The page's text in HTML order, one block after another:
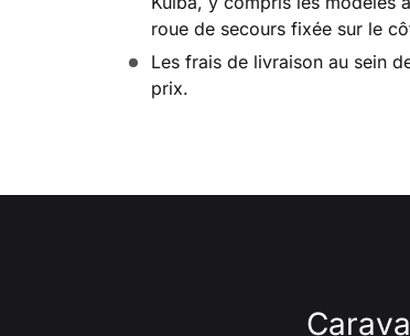
roue de secours fixée sur le
Les frais de livraison au sein
prix.